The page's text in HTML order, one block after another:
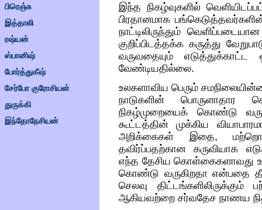
பிரெஞ்சு
இத்தாலி
ரஷ்யன்
ஸ்பானிஷ்
போர்த்துகீஷ்
சேர்போ குரோசியன்
துருக்கி
இந்தோநேசியன்
இந்த நிகழ்வுகளில்
பிரதானமாக
நாட்டிலிருந்தும்
குறிப்பிடத்தக்க கருத்து
வருவதையும்
வேண்டியதில்லை.
உலகளாவிய பெரும்
நாடுகளின்
நிகழ்முறையைக் கொண்டு
கூட்டத்தின் முக்கிய
அறிக்கைகள் இதை,
தவிர்ப்பதற்கான கருவியாக
எந்த தேசிய கொள்கைகளாவது
கொண்டு வருகிறதா என்பதை
செலவு
ஆகியவற்றை சர்வதேச நாணய